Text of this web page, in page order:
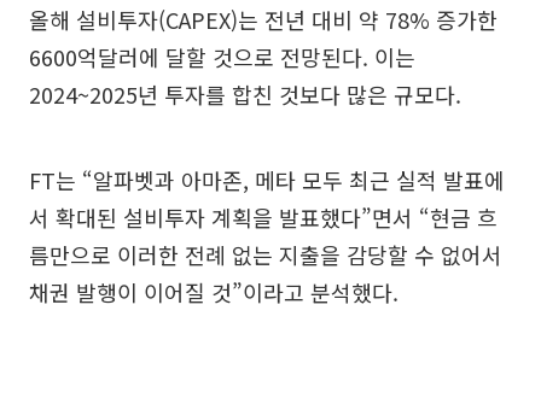
올해 설비투자(CAPEX)는 전년 대비 약 78% 증가한
6600억달러에 달할 것으로 전망된다. 이는
2024~2025년 투자를 합친 것보다 많은 규모다.
FT는 “알파벳과 아마존, 메타 모두 최근 실적 발표에
서 확대된 설비투자 계획을 발표했다”면서 “현금 흐
름만으로 이러한 전례 없는 지출을 감당할 수 없어서
채권 발행이 이어질 것”이라고 분석했다.